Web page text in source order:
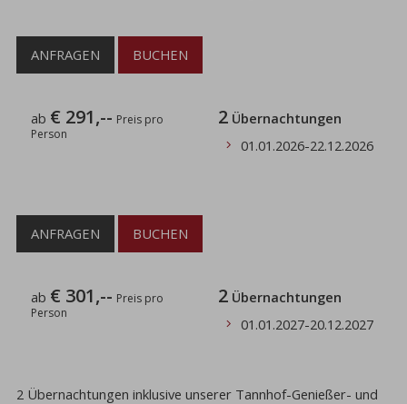
ANFRAGEN BUCHEN
ab € 291,-- Preis pro
Person
2 Übernachtungen
01.01.2026-22.12.2026
ANFRAGEN BUCHEN
ab € 301,-- Preis pro
Person
2 Übernachtungen
01.01.2027-20.12.2027
2 Übernachtungen inklusive unserer Tannhof-Genießer- und